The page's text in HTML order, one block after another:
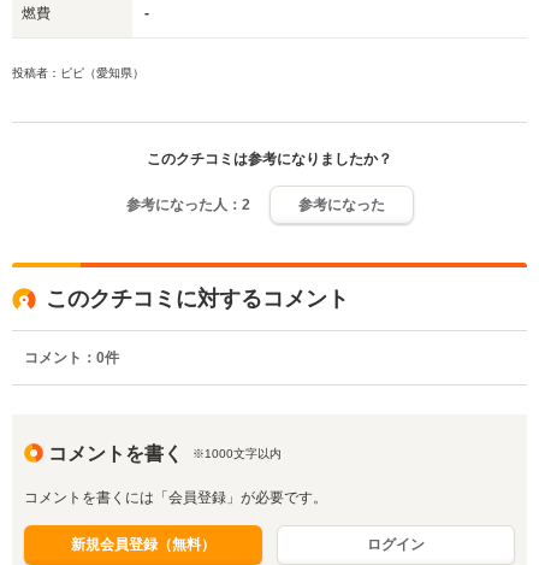
燃費 -
投稿者：ピピ（愛知県）
このクチコミは参考になりましたか？
参考になった人： 2 参考になった
このクチコミに対するコメント
コメント： 0件
コメントを書く ※1000文字以内
コメントを書くには「会員登録」が必要です。
新規会員登録（無料） ログイン